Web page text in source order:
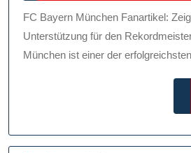
An
FC
Sie
2025
FC Bayern München Fanartikel: Zeigen Sie Ihre
Unterstützung für den
München ist einer der